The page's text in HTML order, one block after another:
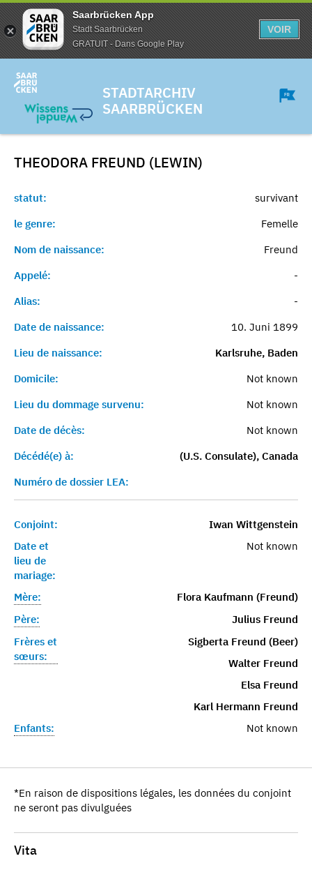
Saarbrücken App
Stadt Saarbrücken
GRATUIT - Dans Google Play
VOIR
STADTARCHIV
SAARBRÜCKEN
THEODORA FREUND (LEWIN)
statut:
survivant
le genre:
Femelle
Nom de naissance:
Freund
Appelé:
-
Alias:
-
Date de naissance:
10. Juni 1899
Lieu de naissance:
Karlsruhe, Baden
Domicile:
Not known
Lieu du dommage survenu:
Not known
Date de décès:
Not known
Décédé(e) à:
(U.S. Consulate), Canada
Numéro de dossier LEA:
Conjoint:
Iwan Wittgenstein
Date et
lieu de
mariage:
Not known
Mère:
Flora Kaufmann (Freund)
Père:
Julius Freund
Frères et
sœurs:
Sigberta Freund (Beer)
Walter Freund
Elsa Freund
Karl Hermann Freund
Enfants:
Not known
*En raison de dispositions légales, les données du conjoint
ne seront pas divulguées
Vita